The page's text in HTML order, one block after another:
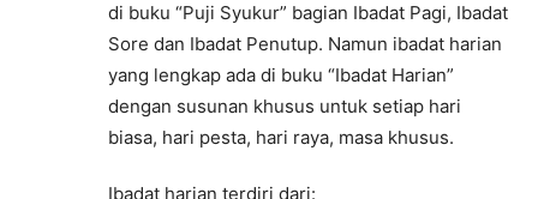
di buku “Puji Syukur” bagian Ibadat Pagi, Ibadat
Sore dan Ibadat Penutup. Namun ibadat harian
yang lengkap ada di buku “Ibadat Harian”
dengan susunan khusus untuk setiap hari
biasa, hari pesta, hari raya, masa khusus.
Ibadat harian terdiri dari: